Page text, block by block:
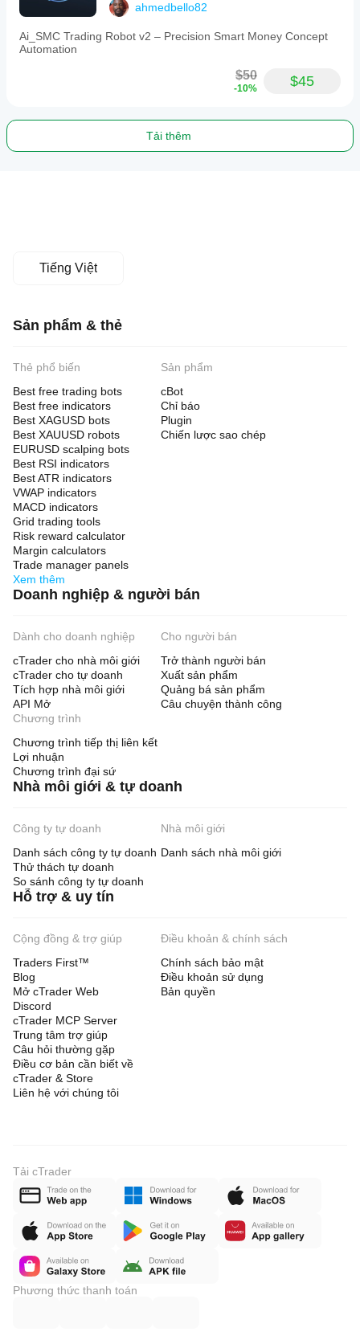
ahmedbello82
Ai_SMC Trading Robot v2 – Precision Smart Money Concept
Automation
$50
-10% $45
Tải thêm
Tiếng Việt
Sản phẩm & thẻ
Thẻ phổ biến
Best free trading bots
Best free indicators
Best XAGUSD bots
Best XAUUSD robots
EURUSD scalping bots
Best RSI indicators
Best ATR indicators
VWAP indicators
MACD indicators
Grid trading tools
Risk reward calculator
Margin calculators
Trade manager panels
Xem thêm
Sản phẩm
cBot
Chỉ báo
Plugin
Chiến lược sao chép
Doanh nghiệp & người bán
Dành cho doanh nghiệp
cTrader cho nhà môi giới
cTrader cho tự doanh
Tích hợp nhà môi giới
API Mở
Cho người bán
Trở thành người bán
Xuất sản phẩm
Quảng bá sản phẩm
Câu chuyện thành công
Chương trình
Chương trình tiếp thị liên kết
Lợi nhuận
Chương trình đại sứ
Nhà môi giới & tự doanh
Công ty tự doanh
Danh sách công ty tự doanh
Thử thách tự doanh
So sánh công ty tự doanh
Nhà môi giới
Danh sách nhà môi giới
Hỗ trợ & uy tín
Cộng đồng & trợ giúp
Traders First™
Blog
Mở cTrader Web
Discord
cTrader MCP Server
Trung tâm trợ giúp
Câu hỏi thường gặp
Điều cơ bản cần biết về
cTrader & Store
Liên hệ với chúng tôi
Điều khoản & chính sách
Chính sách bảo mật
Điều khoản sử dụng
Bản quyền
Tải cTrader
Phương thức thanh toán